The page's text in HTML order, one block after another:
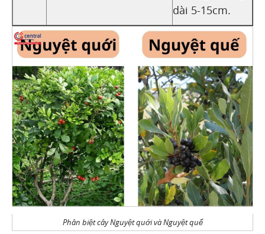
dài 5-15cm.
Phân biệt cây Nguyệt quới và Nguyệt quế